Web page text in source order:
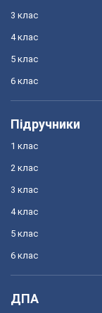
3 клас
4 клас
5 клас
6 клас
Підручники
1 клас
2 клас
3 клас
4 клас
5 клас
6 клас
ДПА